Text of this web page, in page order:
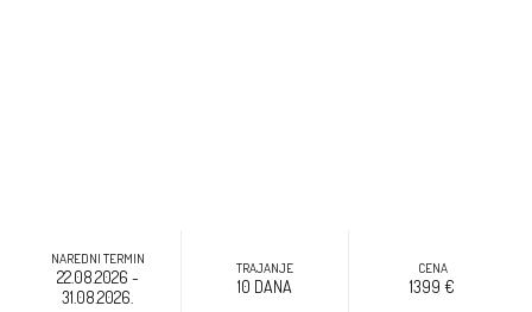
NAREDNI TERMIN
22.08.2026 -
31.08.2026.
TRAJANJE
10 DANA
CENA
1399 €